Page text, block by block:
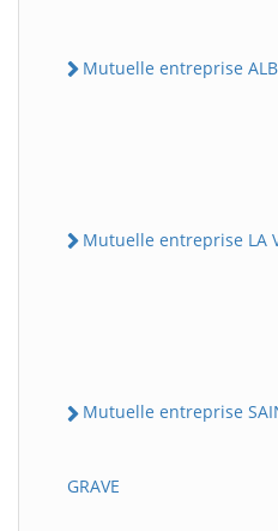
Mutuelle entreprise
Mutuelle entreprise LA
Mutuelle entreprise
GRAVE